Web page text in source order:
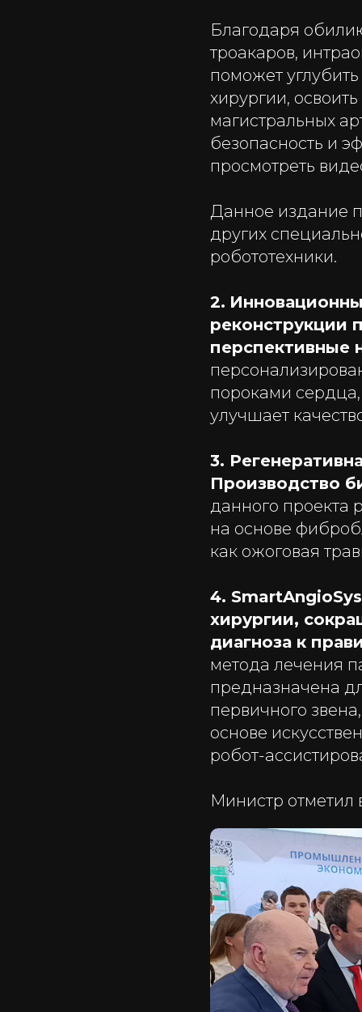
Благодаря
троакаров,
поможет
хирургии,
магистральных
безопасность и
просмотреть
Данное издание
других
робототехники.
2.
реконструкции
перспективные
пороками
улучшает
3.
Производство
данного проекта
на основе
как ожоговая
4.
хирургии,
диагноза к
метода лечения
предназначена
первичного
основе
робот-
Министр отметил